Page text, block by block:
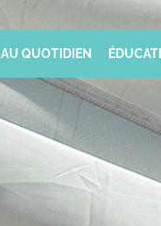
AU QUOTIDIEN